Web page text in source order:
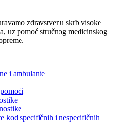
zdravstvenu skrb visoke
uz pomoć stručnog medicinskog
i ambulante
kod specifičnih i nespecifičnih